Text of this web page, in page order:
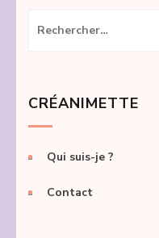
Rechercher :
CRÉANIMETTE
Qui suis-je ?
Contact